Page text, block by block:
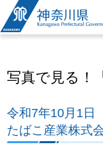
神奈川県
写真で見る！
令和7年10月1日
たばこ産業株式